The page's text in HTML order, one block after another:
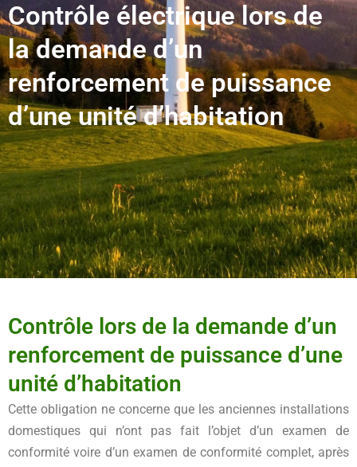
Contrôle électrique lors de
la demande d’un
renforcement de puissance
d’une unité d’habitation
Contrôle lors de la demande d’un
renforcement de puissance d’une
unité d’habitation
Cette obligation ne concerne que les anciennes installations
domestiques qui n’ont pas fait l’objet d’un examen de
conformité voire d’un examen de conformité complet, après